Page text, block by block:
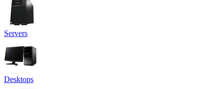
Servers
Desktops